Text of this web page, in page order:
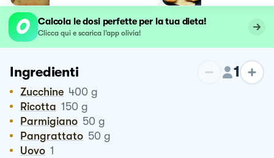
Calcola le dosi perfette per la tua dieta!
Clicca qui e scarica l’app olivia!
Ingredienti 1
Zucchine 400 g
Ricotta 150 g
Parmigiano 50 g
Pangrattato 50 g
Uovo 1